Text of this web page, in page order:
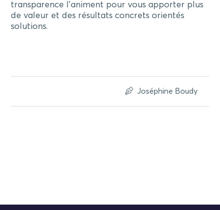
transparence l’animent pour vous apporter plus
de valeur et des résultats concrets orientés
solutions.
Joséphine Boudy